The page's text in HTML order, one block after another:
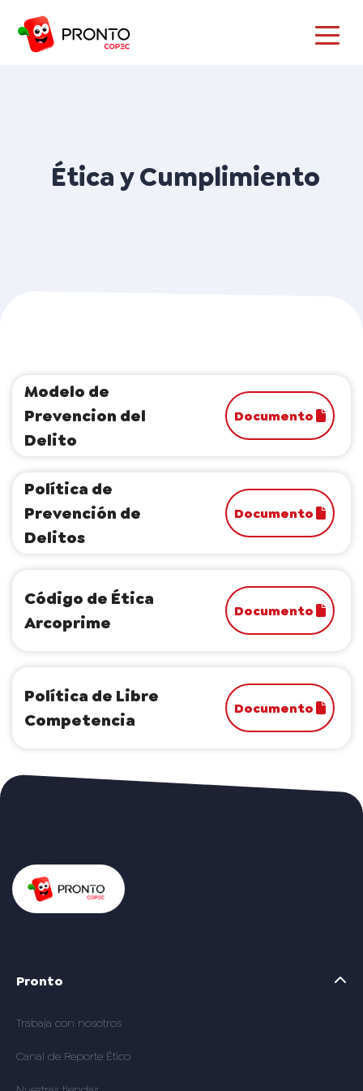
Ética y Cumplimiento
Modelo de
Prevencion del
Delito
Documento
Política de
Prevención de
Delitos
Documento
Código de Ética
Arcoprime
Documento
Política de Libre
Competencia
Documento
Pronto
Trabaja con nosotros
Canal de Reporte Ético